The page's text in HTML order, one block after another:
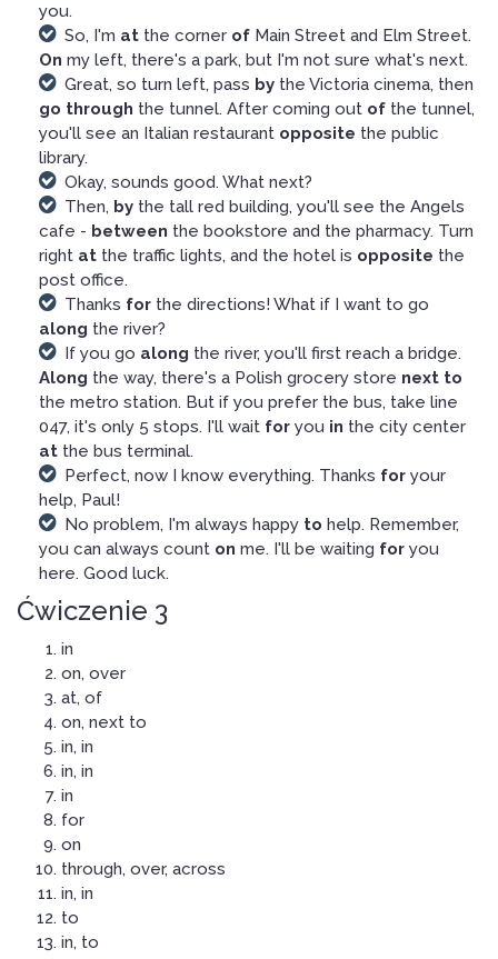
you.
So, I'm at the corner of Main Street and Elm Street.
On my left, there's a park, but I'm not sure what's next.
Great, so turn left, pass by the Victoria cinema, then
go through the tunnel. After coming out of the tunnel,
you'll see an Italian restaurant opposite the public
library.
Okay, sounds good. What next?
Then, by the tall red building, you'll see the Angels
cafe - between the bookstore and the pharmacy. Turn
right at the traffic lights, and the hotel is opposite the
post office.
Thanks for the directions! What if I want to go
along the river?
If you go along the river, you'll first reach a bridge.
Along the way, there's a Polish grocery store next to
the metro station. But if you prefer the bus, take line
047, it's only 5 stops. I'll wait for you in the city center
at the bus terminal.
Perfect, now I know everything. Thanks for your
help, Paul!
No problem, I'm always happy to help. Remember,
you can always count on me. I'll be waiting for you
here. Good luck.
Ćwiczenie 3
in
on, over
at, of
on, next to
in, in
in, in
in
for
on
through, over, across
in, in
to
in, to